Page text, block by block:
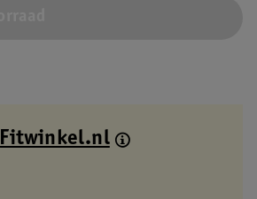
Fitwinkel.nl